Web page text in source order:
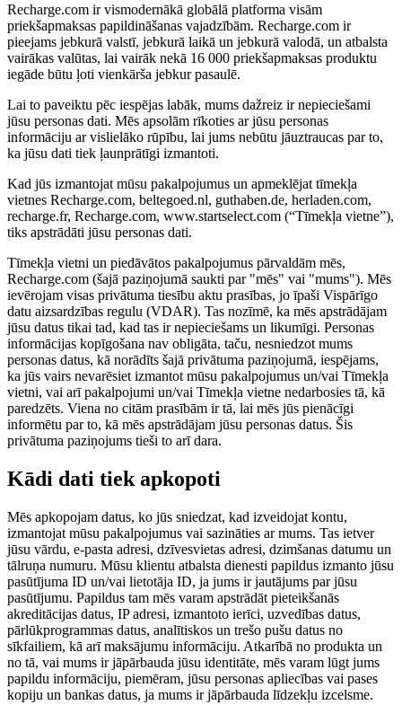
Recharge.com ir vismodernākā globālā platforma visām
priekšapmaksas papildināšanas vajadzībām. Recharge.com ir
pieejams jebkurā valstī, jebkurā laikā un jebkurā valodā, un atbalsta
vairākas valūtas, lai vairāk nekā 16 000 priekšapmaksas produktu
iegāde būtu ļoti vienkārša jebkur pasaulē.
Lai to paveiktu pēc iespējas labāk, mums dažreiz ir nepieciešami
jūsu personas dati. Mēs apsolām rīkoties ar jūsu personas
informāciju ar vislielāko rūpību, lai jums nebūtu jāuztraucas par to,
ka jūsu dati tiek ļaunprātīgi izmantoti.
Kad jūs izmantojat mūsu pakalpojumus un apmeklējat tīmekļa
vietnes Recharge.com, beltegoed.nl, guthaben.de, herladen.com,
recharge.fr, Recharge.com, www.startselect.com (“Tīmekļa vietne”),
tiks apstrādāti jūsu personas dati.
Tīmekļa vietni un piedāvātos pakalpojumus pārvaldām mēs,
Recharge.com (šajā paziņojumā saukti par "mēs" vai "mums"). Mēs
ievērojam visas privātuma tiesību aktu prasības, jo īpaši Vispārīgo
datu aizsardzības regulu (VDAR). Tas nozīmē, ka mēs apstrādājam
jūsu datus tikai tad, kad tas ir nepieciešams un likumīgi. Personas
informācijas kopīgošana nav obligāta, taču, nesniedzot mums
personas datus, kā norādīts šajā privātuma paziņojumā, iespējams,
ka jūs vairs nevarēsiet izmantot mūsu pakalpojumus un/vai Tīmekļa
vietni, vai arī pakalpojumi un/vai Tīmekļa vietne nedarbosies tā, kā
paredzēts. Viena no citām prasībām ir tā, lai mēs jūs pienācīgi
informētu par to, kā mēs apstrādājam jūsu personas datus. Šis
privātuma paziņojums tieši to arī dara.
Kādi dati tiek apkopoti
Mēs apkopojam datus, ko jūs sniedzat, kad izveidojat kontu,
izmantojat mūsu pakalpojumus vai sazināties ar mums. Tas ietver
jūsu vārdu, e-pasta adresi, dzīvesvietas adresi, dzimšanas datumu un
tālruņa numuru. Mūsu klientu atbalsta dienesti papildus izmanto jūsu
pasūtījuma ID un/vai lietotāja ID, ja jums ir jautājums par jūsu
pasūtījumu. Papildus tam mēs varam apstrādāt pieteikšanās
akreditācijas datus, IP adresi, izmantoto ierīci, uzvedības datus,
pārlūkprogrammas datus, analītiskos un trešo pušu datus no
sīkfailiem, kā arī maksājumu informāciju. Atkarībā no produkta un
no tā, vai mums ir jāpārbauda jūsu identitāte, mēs varam lūgt jums
papildu informāciju, piemēram, jūsu personas apliecības vai pases
kopiju un bankas datus, ja mums ir jāpārbauda līdzekļu izcelsme.